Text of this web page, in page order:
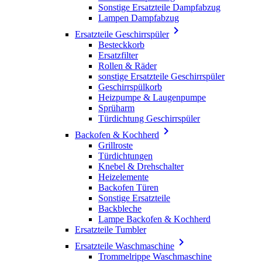
Sonstige Ersatzteile Dampfabzug
Lampen Dampfabzug
Ersatzteile Geschirrspüler
Besteckkorb
Ersatzfilter
Rollen & Räder
sonstige Ersatzteile Geschirrspüler
Geschirrspülkorb
Heizpumpe & Laugenpumpe
Sprüharm
Türdichtung Geschirrspüler
Backofen & Kochherd 
Grillroste
Türdichtungen
Knebel & Drehschalter
Heizelemente
Backofen Türen
Sonstige Ersatzteile
Backbleche
Lampe Backofen & Kochherd
Ersatzteile Tumbler
Ersatzteile Waschmaschine 
Trommelrippe Waschmaschine